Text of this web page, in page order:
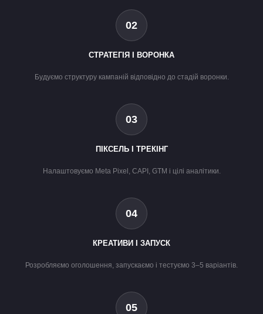
02
СТРАТЕГІЯ І ВОРОНКА
Будуємо структуру кампаній відповідно до стадій воронки.
03
ПІКСЕЛЬ І ТРЕКІНГ
Налаштовуємо Meta Pixel, CAPI, GTM і цілі аналітики.
04
КРЕАТИВИ І ЗАПУСК
Розробляємо оголошення, запускаємо і тестуємо 3–5 варіантів.
05